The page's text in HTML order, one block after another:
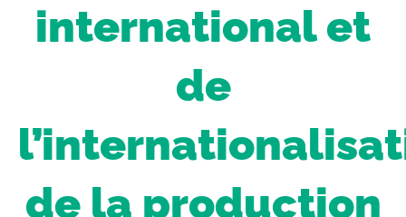
international et
de
de la production